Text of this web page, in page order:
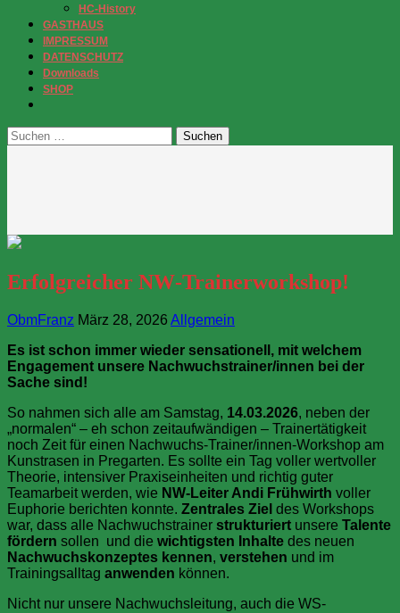
HC-History
GASTHAUS
IMPRESSUM
DATENSCHUTZ
Downloads
SHOP
Suchen
nach:
Erfolgreicher NW‑Trainerworkshop!
ObmFranz März 28, 2026 Allgemein
Es ist schon immer wieder sensationell, mit welchem
Engagement unsere Nachwuchstrainer/innen bei der
Sache sind!
So nahmen sich alle am Samstag, 14.03.2026, neben der
„normalen“ – eh schon zeitaufwändigen – Trainertätigkeit
noch Zeit für einen Nachwuchs‑Trainer/innen-Workshop am
Kunstrasen in Pregarten. Es sollte ein Tag voller wertvoller
Theorie, intensiver Praxiseinheiten und richtig guter
Teamarbeit werden, wie NW-Leiter Andi Frühwirth voller
Euphorie berichten konnte. Zentrales Ziel des Workshops
war, dass alle Nachwuchstrainer strukturiert unsere Talente
fördern sollen und die wichtigsten Inhalte des neuen
Nachwuchskonzeptes kennen, verstehen und im
Trainingsalltag anwenden können.
Nicht nur unsere Nachwuchsleitung, auch die WS-